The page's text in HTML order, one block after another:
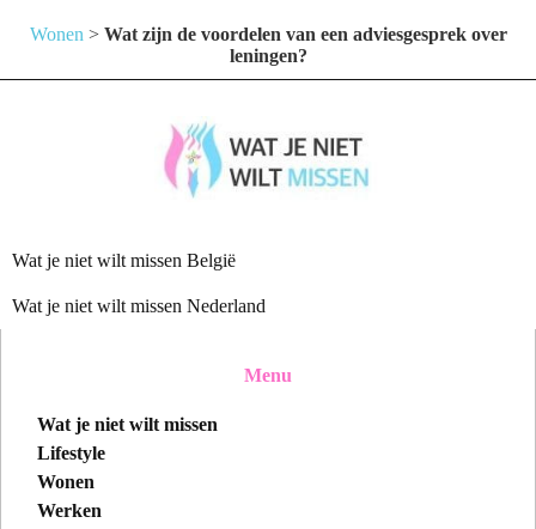
Wonen > Wat zijn de voordelen van een adviesgesprek over
leningen?
Wat je niet wilt missen België
Wat je niet wilt missen Nederland
Menu
Wat je niet wilt missen
Lifestyle
Wonen
Werken